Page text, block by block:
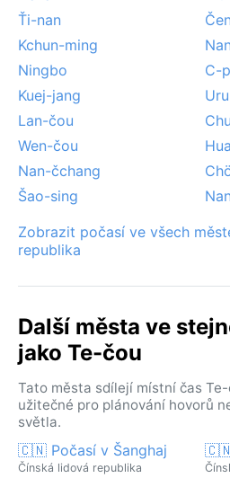
Ťi-nan
Kchun-ming
Ningbo
C-
Kuej-jang
Lan-čou
Wen-čou
Nan-čchang
Šao-sing
Zobrazit počasí ve všech
republika
Další města ve
jako Te-čou
Tato města sdílejí místní čas
užitečné pro plánování hovorů
světla.
🇨🇳 Počasí v Šanghaj
Čínská lidová republika
🇨🇳